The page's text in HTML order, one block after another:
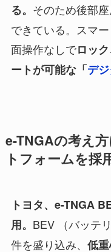
る。 そのため後部
できている。スマ
面操作なしでロッ
ートが可能な「デ
e-TNGAの考え
トフォームを採
トヨタ、e-TNGA
用。 BEV （バッテ
件を盛り込み、 低